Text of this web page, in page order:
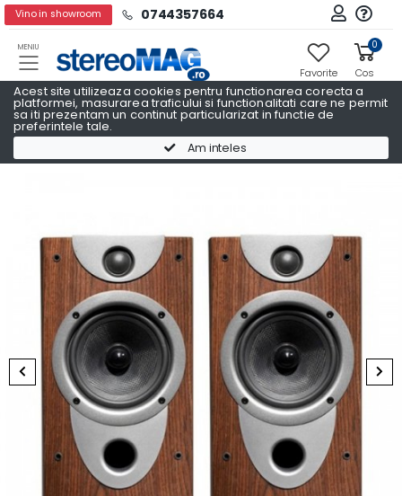
Acest site utilizeaza cookies pentru functionarea corecta a
platformei, masurarea traficului si functionalitati care ne permit
sa iti prezentam un continut particularizat in functie de
preferintele tale.
Am inteles
Vino in showroom 0744357664
MENIU
Favorite
0
Cos
Boxe raft WHARFEDALE